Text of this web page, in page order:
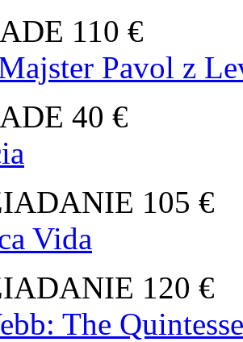
110 €
Pavol z
40 €
105 €
Vida
120 €
The